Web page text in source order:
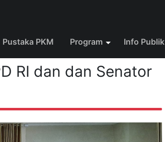
Pustaka PKM Program Info Publik
RI dan dan Senator